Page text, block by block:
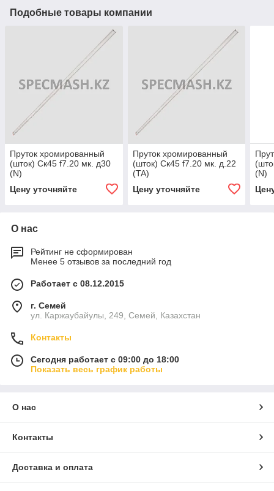
Подобные товары компании
Пруток хромированный
(шток) Ск45 f7.20 мк. д30
(N)
Цену уточняйте
Пруток хромированный
(шток) Ск45 f7.20 мк. д.22
(TA)
Цену уточняйте
(N)
О нас
Рейтинг не сформирован
Менее 5 отзывов за последний год
Работает с 08.12.2015
г. Семей
ул. Каржаубайулы, 249, Семей, Казахстан
Контакты
Сегодня работает с 09:00 до 18:00
Показать весь график работы
О нас
Контакты
Доставка и оплата